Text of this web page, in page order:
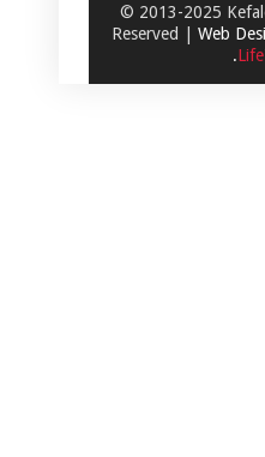
© 2013-2025
Reserved | Web
.Life